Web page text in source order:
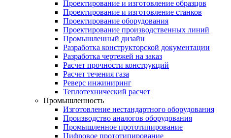
Проектирование и изготовление образцов
Проектирование и изготовление станков
Проектирование оборудования
Проектирование производственных линий
Промышленный дизайн
Разработка конструкторской документации
Разработка чертежей на заказ
Расчет прочности конструкций
Расчет течения газа
Реверс инжиниринг
Теплотехнический расчет
Промышленность
Изготовление нестандартного оборудования
Производство аналогов оборудования
Промышленное прототипирование
Цифровое прототипирование